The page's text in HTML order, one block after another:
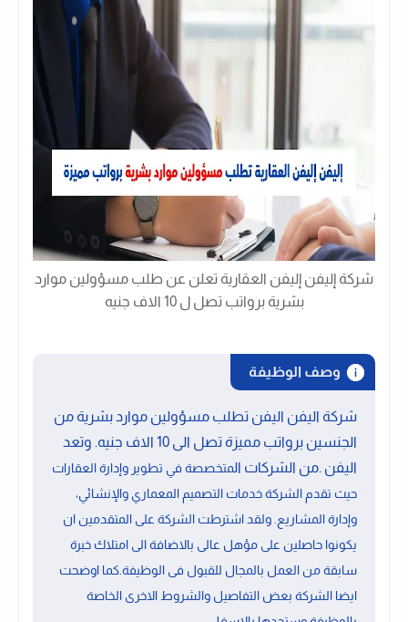
شركة إليفن إليفن العقارية تعلن عن طلب مسؤولين موارد
بشرية برواتب تصل ل 10 الاف جنيه
وصف الوظيفة
شركة اليفن اليفن تطلب مسؤولين موارد بشرية من
الجنسين برواتب مميزة تصل الى 10 الاف جنيه. وتعد
اليفن .من الشركات المتخصصة في تطوير وإدارة العقارات
حيث تقدم الشركة خدمات التصميم المعماري والإنشائي،
وإدارة المشاريع. ولقد اشترطت الشركة على المتقدمين ان
يكونوا حاصلين على مؤهل عالى بالاضافة الى امتلاك خبرة
سابقة من العمل بالمجال للقبول فى الوظيفة.كما اوضحت
ايضا الشركة بعض التفاصيل والشروط الاخرى الخاصة